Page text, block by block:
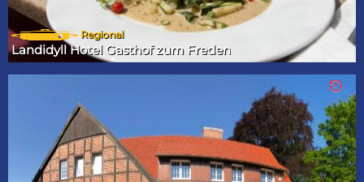
Regional
Landidyll Hotel Gasthof zum Freden